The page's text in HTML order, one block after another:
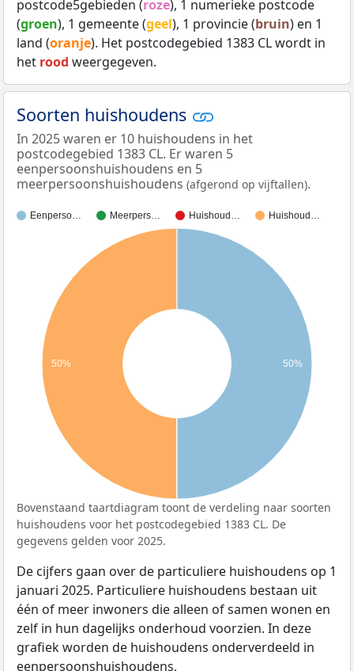
postcode5gebieden (roze), 1 numerieke postcode
(groen), 1 gemeente (geel), 1 provincie (bruin) en 1
land (oranje). Het postcodegebied 1383 CL wordt in
het rood weergegeven.
Soorten huishoudens
In 2025 waren er 10 huishoudens in het
postcodegebied 1383 CL. Er waren 5
eenpersoonshuishoudens en 5
meerpersoonshuishoudens (afgerond op vijftallen).
Eenperso… Meerpers… Huishoud… Huishoud…
50% 50%
Bovenstaand taartdiagram toont de verdeling naar soorten
huishoudens voor het postcodegebied 1383 CL. De
gegevens gelden voor 2025.
De cijfers gaan over de particuliere huishoudens op 1
januari 2025. Particuliere huishoudens bestaan uit
één of meer inwoners die alleen of samen wonen en
zelf in hun dagelijks onderhoud voorzien. In deze
grafiek worden de huishoudens onderverdeeld in
eenpersoonshuishoudens,